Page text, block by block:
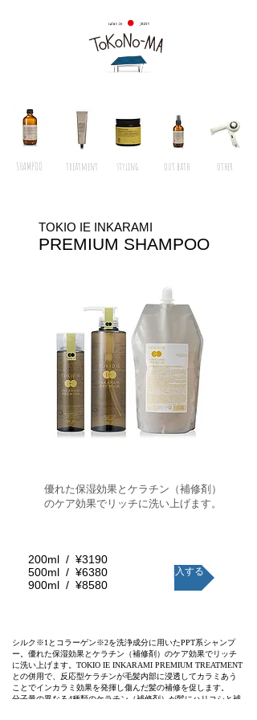
200ml / ¥3190
500ml / ¥6380
900ml / ¥8580
優れた保湿効果とケラチン（補修剤）
のケア効果でリッチに洗い上げます。
TOKIO IE INKARAMI
PREMIUM SHAMPOO
シルク※1とコラーゲン※2を洗浄成分に用いたPPT系シャンプ
ー。優れた保湿効果とケラチン（補修剤）のケア効果でリッチ
に洗い上げます。TOKIO IE INKARAMI PREMIUM TREATMENT
との併用で、反応型ケラチンが毛髪内部に浸透してカラミあう
ことでインカラミ効果を発揮し傷んだ髪の補修を促します。
分子量の異なる4種類のケラチン（補修剤）が髪にハリコシと補
other
out bath
styling
treatment
SHAMPOO
購入する